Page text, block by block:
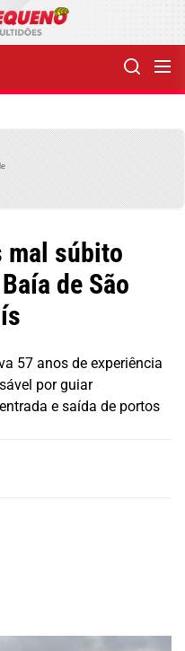
mal súbito
de São
57 anos de experiência
por guiar
e saída de portos